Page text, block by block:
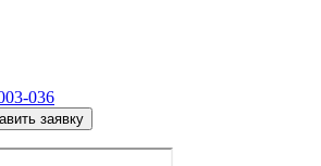
036
заявку